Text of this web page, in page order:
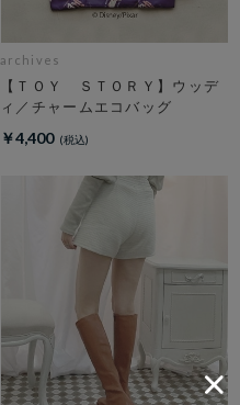
archives
【ＴＯＹ ＳＴＯＲＹ】ウッデ
ィ／チャームエコバッグ
￥4,400